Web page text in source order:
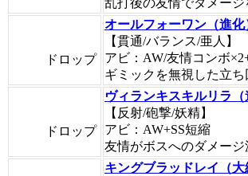
ドロップ
オールフォーワン（進化
【貫通/バランス/亜人】
アビ：AW/友情コンボ
ギミックを無視した立ち
ドロップ
ヴィランキスキルリラ（
【反射/砲撃/妖精】
アビ：AW+SS短縮
友情がボスへのダメージ
キングブラッドレイ（大